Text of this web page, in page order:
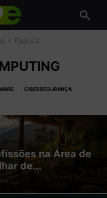
Página 2
CIBERSEGURANÇA
TRANSFORMAÇÃO DIGITAL
na Área de
de...